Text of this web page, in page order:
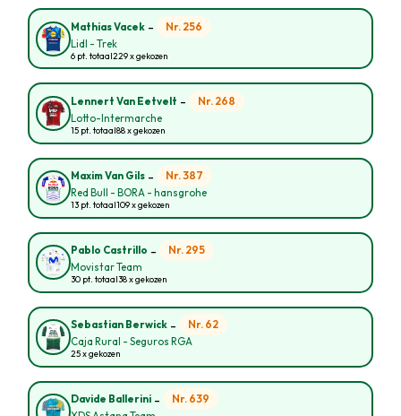
Mathias Vacek - Nr. 256
Lidl - Trek
6 pt. totaal229 x gekozen
Lennert Van Eetvelt - Nr. 268
Lotto-Intermarche
15 pt. totaal88 x gekozen
Maxim Van Gils - Nr. 387
Red Bull - BORA - hansgrohe
13 pt. totaal109 x gekozen
Pablo Castrillo - Nr. 295
Movistar Team
30 pt. totaal38 x gekozen
Sebastian Berwick - Nr. 62
Caja Rural - Seguros RGA
25 x gekozen
Davide Ballerini - Nr. 639